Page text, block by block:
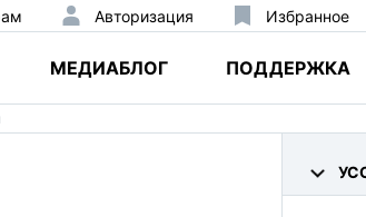
Избранное
Авторизация
МЕДИАБЛОГ ПОДДЕРЖКА